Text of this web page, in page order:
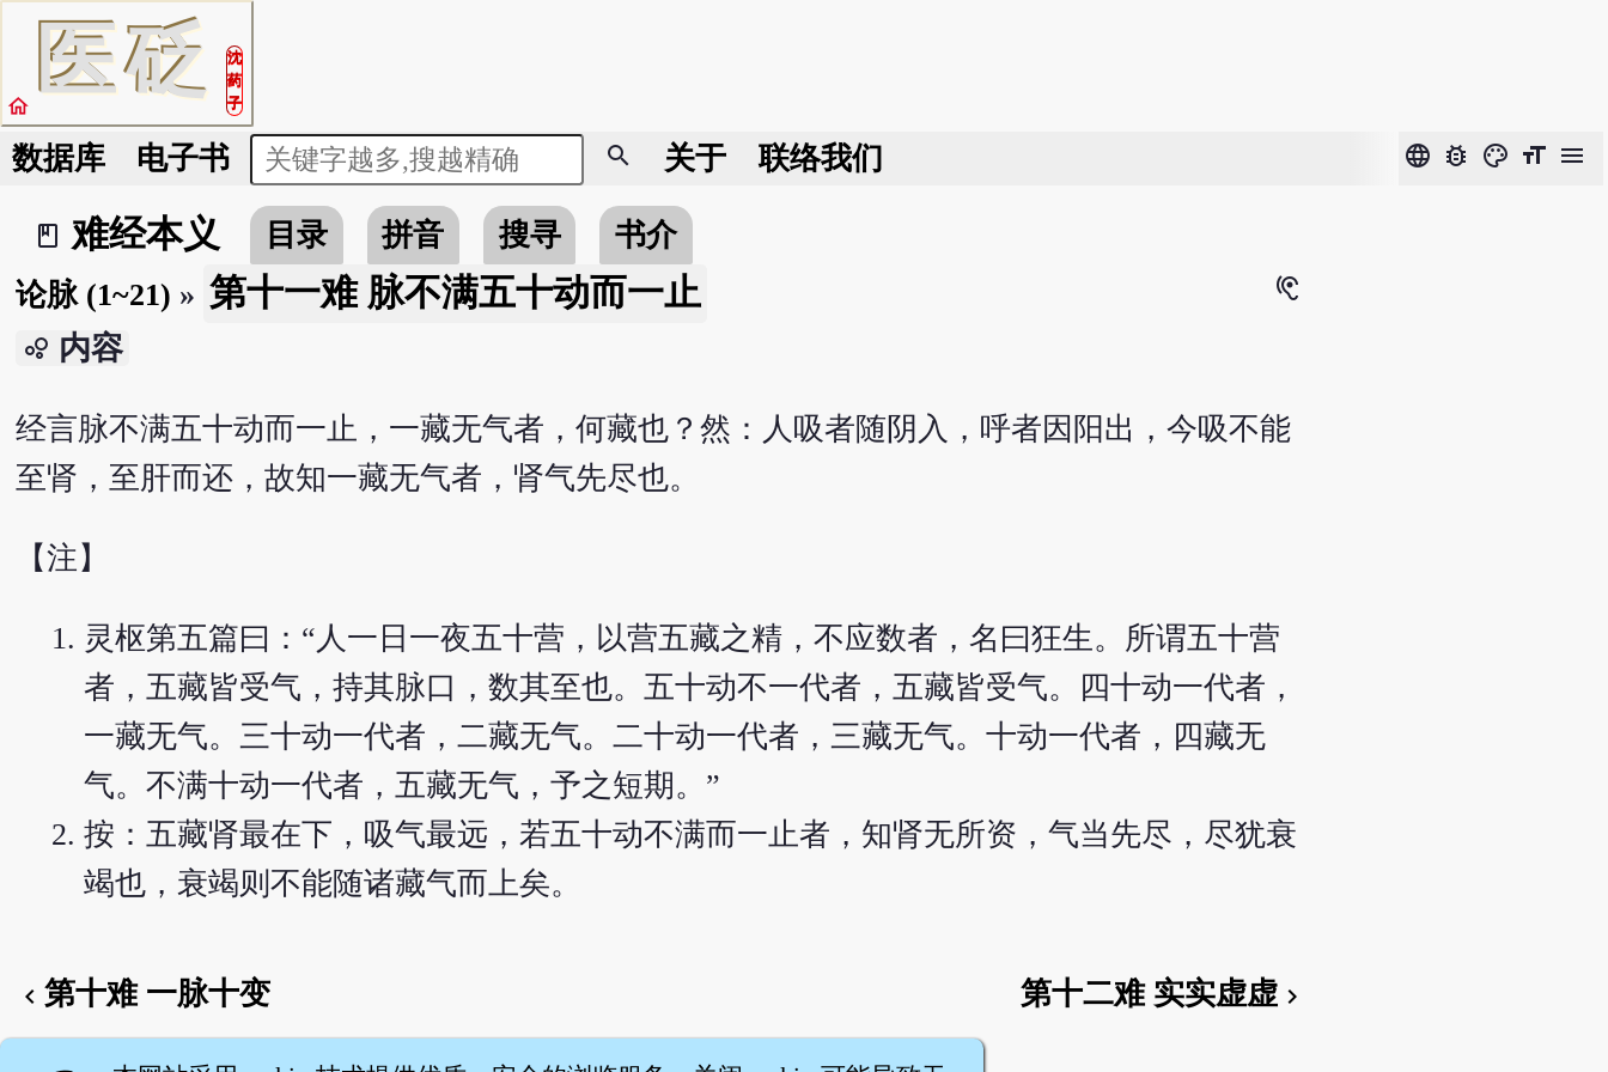
医砭
沈
药
子
home
数据库 电子书 search 关于 联络我们 language bug_report color_lens format_size menu
book_2
难经本义 目录 拼音 搜寻
书介
论脉 (1~21) » 第十一难 脉不满五十动而一止 hearing
bubble_chart 内容
经言脉不满五十动而一止，一藏无气者，何藏也？然：人吸者随阴入，呼者因阳出，今吸不能
至肾，至肝而还，故知一藏无气者，肾气先尽也。
【注】
灵枢第五篇曰：“人一日一夜五十营，以营五藏之精，不应数者，名曰狂生。所谓五十营
者，五藏皆受气，持其脉口，数其至也。五十动不一代者，五藏皆受气。四十动一代者，
一藏无气。三十动一代者，二藏无气。二十动一代者，三藏无气。十动一代者，四藏无
气。不满十动一代者，五藏无气，予之短期。”
按：五藏肾最在下，吸气最远，若五十动不满而一止者，知肾无所资，气当先尽，尽犹衰
竭也，衰竭则不能随诸藏气而上矣。
chevron_left 第十难 一脉十变 第十二难 实实虚虚chevron_right